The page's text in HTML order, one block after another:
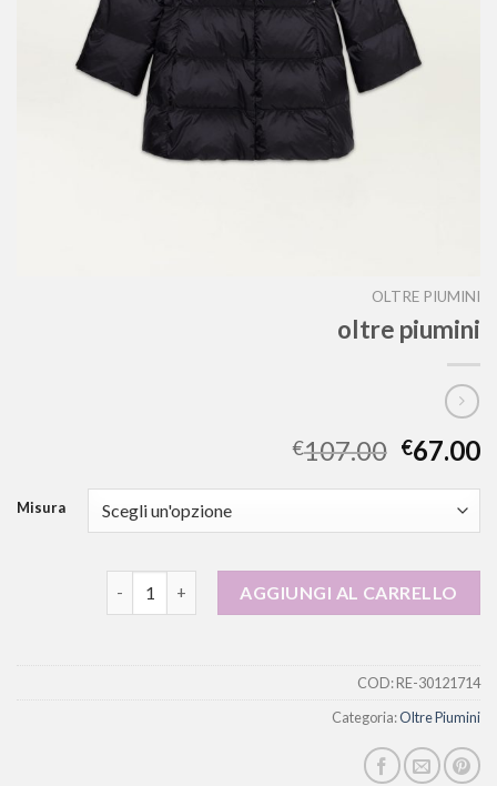
OLTRE PIUMINI
oltre piumini
€107.00 €67.00
Misura
AGGIUNGI AL CARRELLO
COD:RE-30121714
Categoria:Oltre Piumini